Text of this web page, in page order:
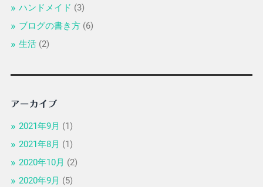
ハンドメイド (3)
ブログの書き方(6)
生活(2)
アーカイブ
2021年9月 (1)
2021年8月 (1)
2020年10月 (2)
2020年9月 (5)